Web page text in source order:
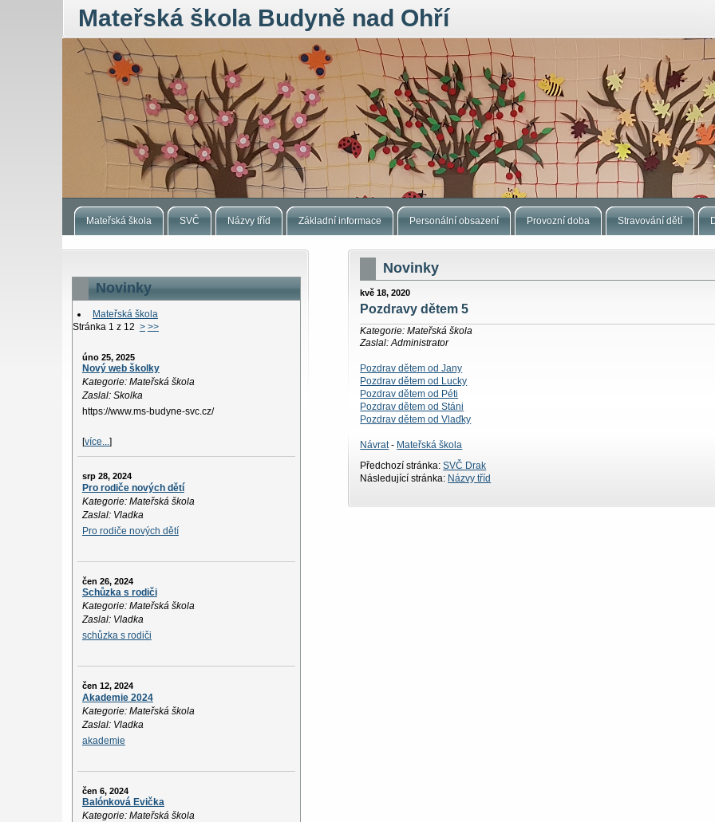
Mateřská škola Budyně nad Ohří
Mateřská škola SVČ Názvy tříd Základní informace Personální obsazení Provozní doba Stravování dětí
Novinky
Mateřská škola
Stránka 1 z 12 > >>
úno 25, 2025
Nový web školky
Kategorie: Mateřská škola
Zaslal: Skolka
https://www.ms-budyne-svc.cz/
[více...]
srp 28, 2024
Pro rodiče nových dětí
Kategorie: Mateřská škola
Zaslal: Vladka
Pro rodiče nových dětí
čen 26, 2024
Schůzka s rodiči
Kategorie: Mateřská škola
Zaslal: Vladka
schůzka s rodiči
čen 12, 2024
Akademie 2024
Kategorie: Mateřská škola
Zaslal: Vladka
akademie
čen 6, 2024
Balónková Evička
Kategorie: Mateřská škola
Novinky
kvě 18, 2020
Pozdravy dětem 5
Kategorie: Mateřská škola
Zaslal: Administrator
Pozdrav dětem od Jany
Pozdrav dětem od Lucky
Pozdrav dětem od Péti
Pozdrav dětem od Stáni
Pozdrav dětem od Vlaďky
Návrat- Mateřská škola
Předchozí stránka:SVČ Drak
Následující stránka: Názvy tříd